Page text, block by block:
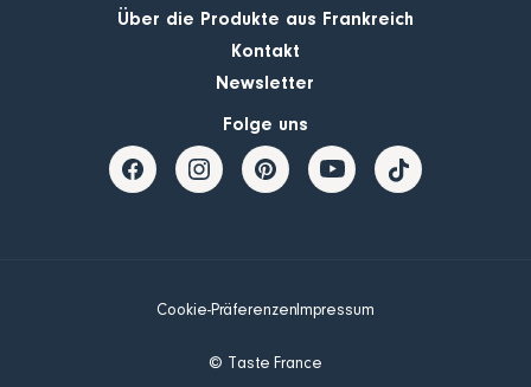
Über die Produkte aus Frankreich
Kontakt
Newsletter
Folge uns
Cookie-PräferenzenImpressum
© Taste France